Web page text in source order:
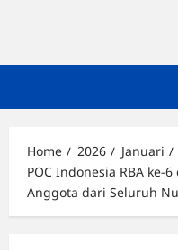
Home 2026 Januari
POC Indonesia RBA ke-
Anggota dari Seluruh